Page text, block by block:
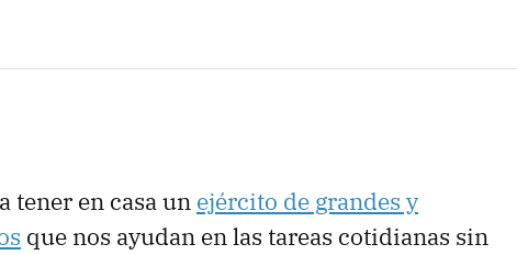
tener en casa un ejército de grandes y
que nos ayudan en las tareas cotidianas sin